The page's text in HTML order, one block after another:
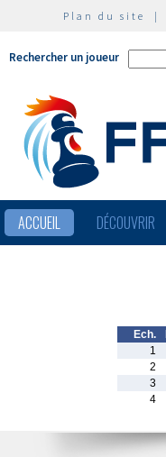
Plan du site |
Rechercher un joueur
ACCUEIL DÉCOUVRIR
Ech.
1
2
3
4